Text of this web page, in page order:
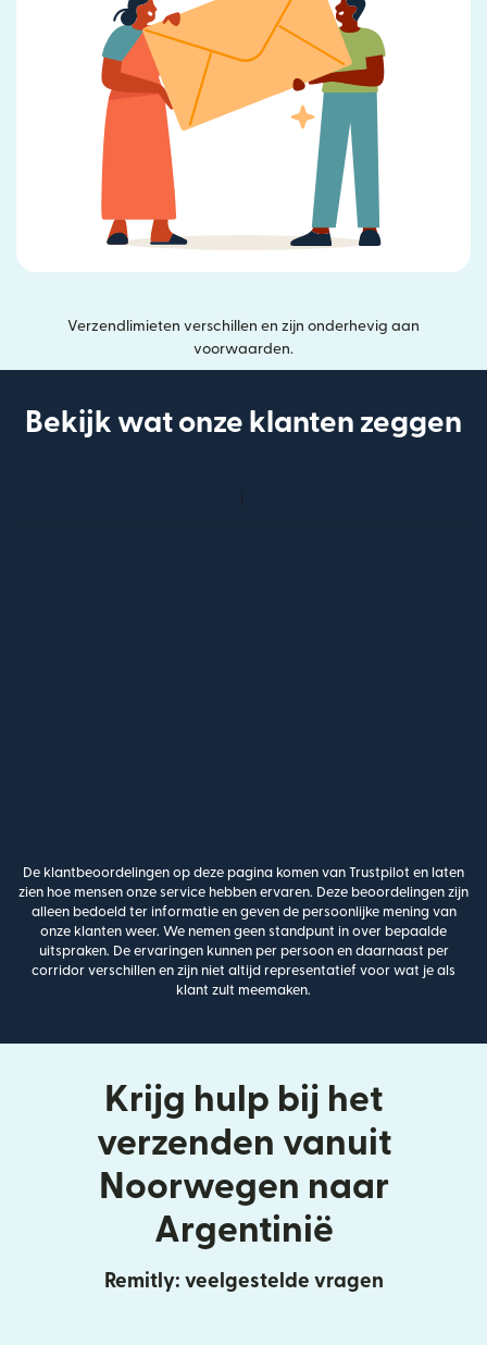
Verzendlimieten verschillen en zijn onderhevig aan
voorwaarden.
Bekijk wat onze klanten zeggen
De klantbeoordelingen op deze pagina komen van Trustpilot en laten
zien hoe mensen onze service hebben ervaren. Deze beoordelingen zijn
alleen bedoeld ter informatie en geven de persoonlijke mening van
onze klanten weer. We nemen geen standpunt in over bepaalde
uitspraken. De ervaringen kunnen per persoon en daarnaast per
corridor verschillen en zijn niet altijd representatief voor wat je als
klant zult meemaken.
Krijg hulp bij het
verzenden vanuit
Noorwegen naar
Argentinië
Remitly: veelgestelde vragen